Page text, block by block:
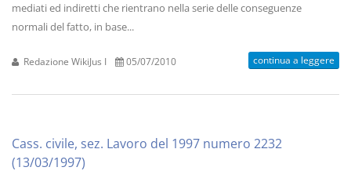
mediati ed indiretti che rientrano nella serie delle conseguenze
normali del fatto, in base...
Redazione WikiJus I 05/07/2010 continua a leggere
Cass. civile, sez. Lavoro del 1997 numero 2232
(13/03/1997)